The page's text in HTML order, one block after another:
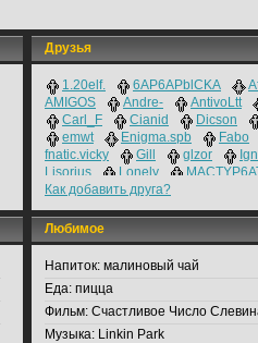
Друзья
1.20elf. 6AP6APblCKA
AMIGOS
Andre- AntivoLtt
Carl_F
Cianid Dicson
emwt
Enigma.spb Fabo
fnatic.vicky
Gill glzor
Lisorius
Lonely
Markus
mouz.Greed
Navi|Fallen
Nia Nikki_good
Ph
sERGE
SidwOw
Tama
tATu the_casual
Как добавить друга?
Любимое
Напиток: малиновый чай
Еда: пицца
Фильм: Счастливое Число
Музыка: Linkin Park